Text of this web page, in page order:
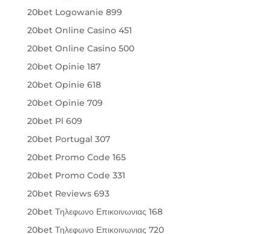
20bet Logowanie 899
20bet Online Casino 451
20bet Online Casino 500
20bet Opinie 187
20bet Opinie 618
20bet Opinie 709
20bet Pl 609
20bet Portugal 307
20bet Promo Code 165
20bet Promo Code 331
20bet Reviews 693
20bet Τηλεφωνο Επικοινωνιας 168
20bet Τηλεφωνο Επικοινωνιας 720